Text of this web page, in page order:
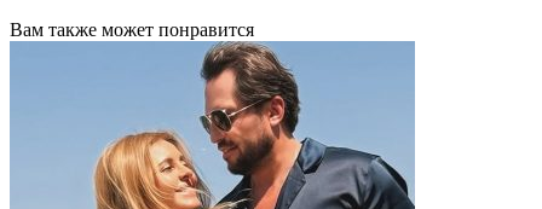
Вам также может понравится